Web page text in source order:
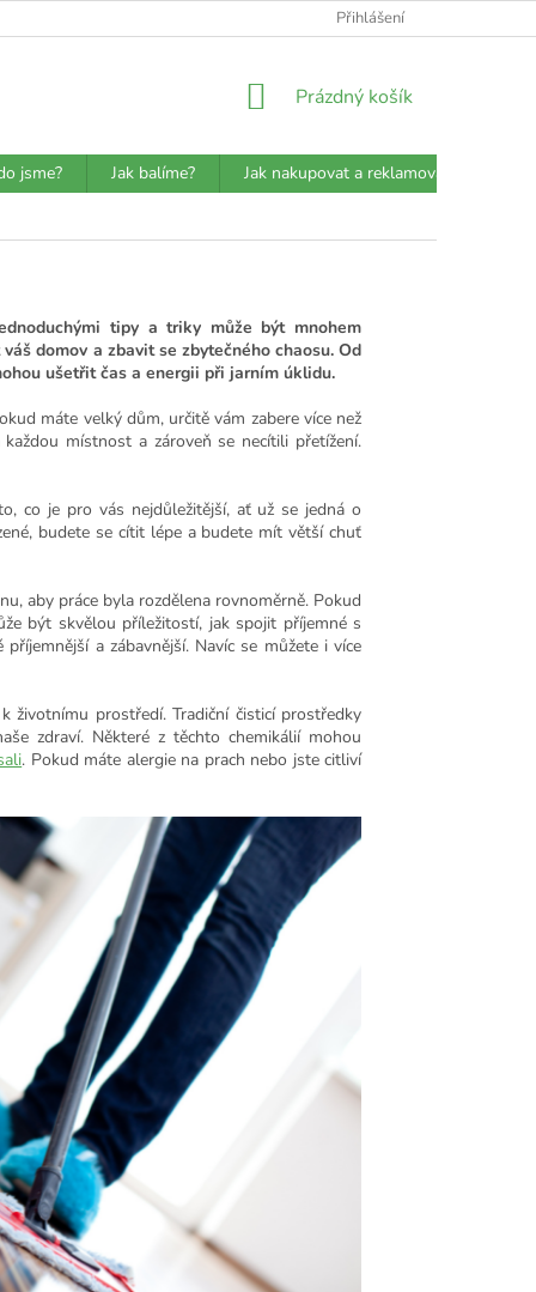
JAK BALÍME?
Přihlášení
NÁKUPNÍ
Prázdný košík
jsme? Jak balíme? Jak nakupovat a reklamovat?
tipy a triky může být mnohem
domov a zbavit se zbytečného chaosu. Od
ušetřit čas a energii při jarním úklidu.
máte velký dům, určitě vám zabere více než
místnost a zároveň se necítili přetížení.
co je pro vás nejdůležitější, ať už se jedná o
budete se cítit lépe a budete mít větší chuť
aby práce byla rozdělena rovnoměrně. Pokud
být skvělou příležitostí, jak spojit příjemné s
a zábavnější. Navíc se můžete i více
k životnímu prostředí.Tradiční čisticí prostředky
zdraví. Některé z těchto chemikálií mohou
. Pokud máte alergie na prach nebo jste citliví